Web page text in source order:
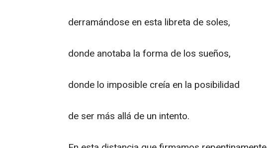
derramándose en esta libreta de soles,
donde anotaba la forma de los sueños,
donde lo imposible creía en la posibilidad
de ser más allá de un intento.